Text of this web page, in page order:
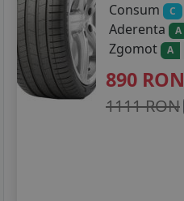
Consum
C
Aderenta A
Zgomot A
890 RON
1111 RON